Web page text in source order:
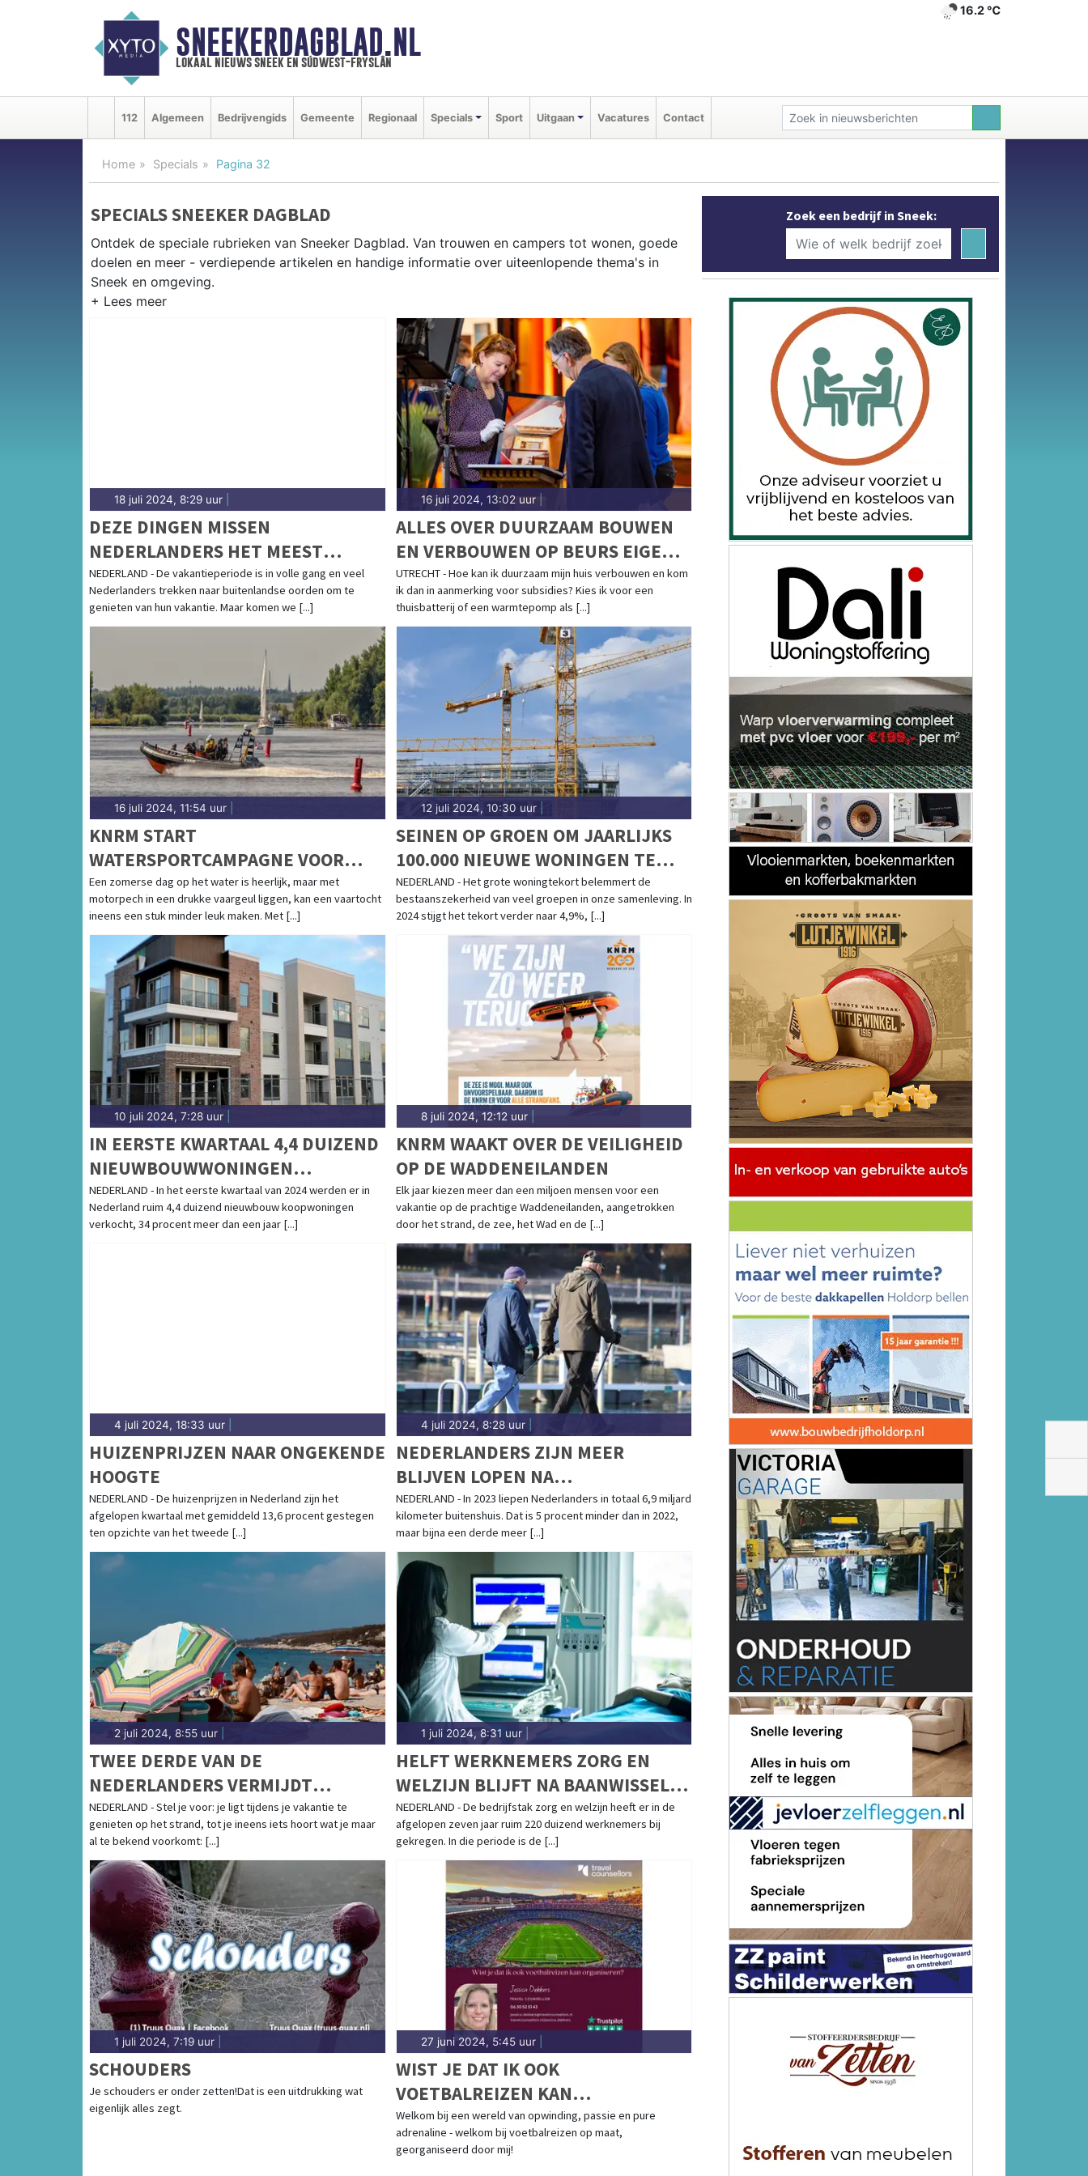
SNEEKERDAGBLAD.NL
lokaal nieuws sneek en súdwest-fryslân
16.2 ℃
112 Algemeen Bedrijvengids Gemeente Regionaal Specials Sport Uitgaan Vacatures Contact
Home Specials Pagina 32
SPECIALS SNEEKER DAGBLAD
Ontdek de speciale rubrieken van Sneeker Dagblad. Van trouwen en campers tot wonen, goede
doelen en meer - verdiepende artikelen en handige informatie over uiteenlopende thema's in
Sneek en omgeving.
18 juli 2024, 8:29 uur
DEZE DINGEN MISSEN
NEDERLANDERS HET MEEST
TIJDENS HUN VAKANTIE
NEDERLAND - De vakantieperiode is in volle gang en veel
Nederlanders trekken naar buitenlandse oorden om te
genieten van hun vakantie. Maar komen we [...]
16 juli 2024, 13:02 uur|
ALLES OVER DUURZAAM BOUWEN
EN VERBOUWEN OP BEURS EIGEN
HUIS
UTRECHT - Hoe kan ik duurzaam mijn huis verbouwen en kom
ik dan in aanmerking voor subsidies? Kies ik voor een
thuisbatterij of een warmtepomp als [...]
16 juli 2024, 11:54 uur
KNRM START
WATERSPORTCAMPAGNE VOOR
BETERE VOORBEREIDING
WATERSPORTERS: IEDEREEN VEILIG
HET WATER OP!
Een zomerse dag op het water is heerlijk, maar met
motorpech in een drukke vaargeul liggen, kan een vaartocht
ineens een stuk minder leuk maken. Met [...]
12 juli 2024, 10:30 uur|
SEINEN OP GROEN OM JAARLIJKS
100.000 NIEUWE WONINGEN TE
BOUWEN
NEDERLAND - Het grote woningtekort belemmert de
bestaanszekerheid van veel groepen in onze samenleving. In
2024 stijgt het tekort verder naar 4,9%, [...]
10 juli 2024, 7:28 uur
IN EERSTE KWARTAAL 4,4 DUIZEND
NIEUWBOUWWONINGEN
VERKOCHT
NEDERLAND - In het eerste kwartaal van 2024 werden er in
Nederland ruim 4,4 duizend nieuwbouw koopwoningen
verkocht, 34 procent meer dan een jaar [...]
8 juli 2024, 12:12 uur|
KNRM WAAKT OVER DE VEILIGHEID
OP DE WADDENEILANDEN
Elk jaar kiezen meer dan een miljoen mensen voor een
vakantie op de prachtige Waddeneilanden, aangetrokken
door het strand, de zee, het Wad en de [...]
4 juli 2024, 18:33 uur
HUIZENPRIJZEN NAAR ONGEKENDE
HOOGTE
NEDERLAND - De huizenprijzen in Nederland zijn het
afgelopen kwartaal met gemiddeld 13,6 procent gestegen
ten opzichte van het tweede [...]
4 juli 2024, 8:28 uur|
NEDERLANDERS ZIJN MEER
BLIJVEN LOPEN NA
CORONAPANDEMIE
NEDERLAND - In 2023 liepen Nederlanders in totaal 6,9 miljard
kilometer buitenshuis. Dat is 5 procent minder dan in 2022,
maar bijna een derde meer [...]
2 juli 2024, 8:55 uur
TWEE DERDE VAN DE
NEDERLANDERS VERMIJDT
VAKANTIEBESTEMMINGEN MET
LANDGENOTEN
NEDERLAND - Stel je voor: je ligt tijdens je vakantie te
genieten op het strand, tot je ineens iets hoort wat je maar
al te bekend voorkomt: [...]
1 juli 2024, 8:31 uur|
HELFT WERKNEMERS ZORG EN
WELZIJN BLIJFT NA BAANWISSEL
BINNEN BEDRIJFSTAK
NEDERLAND - De bedrijfstak zorg en welzijn heeft er in de
afgelopen zeven jaar ruim 220 duizend werknemers bij
gekregen. In die periode is de [...]
1 juli 2024, 7:19 uur
SCHOUDERS
Je schouders er onder zetten!Dat is een uitdrukking wat
eigenlijk alles zegt.
27 juni 2024, 5:45 uur|
WIST JE DAT IK OOK
VOETBALREIZEN KAN
ORGANISEREN?
Welkom bij een wereld van opwinding, passie en pure
adrenaline - welkom bij voetbalreizen op maat,
georganiseerd door mij!
Zoek een bedrijf in Sneek: